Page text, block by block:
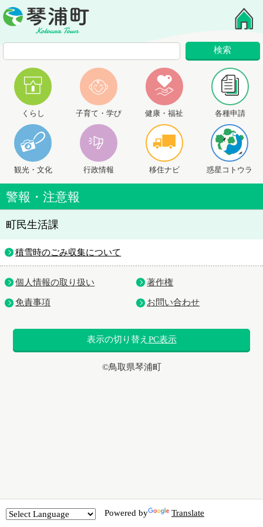
くらし 子育て・学び 健康・福祉 各種申請
観光・文化 行政情報 移住ナビ 惑星コトウラ
警報・注意報
町民生活課
積雪時のごみ収集について
個人情報の取り扱い 著作権
免責事項 お問い合わせ
表示の切り替え PC表示
Powered by Translate
©鳥取県琴浦町